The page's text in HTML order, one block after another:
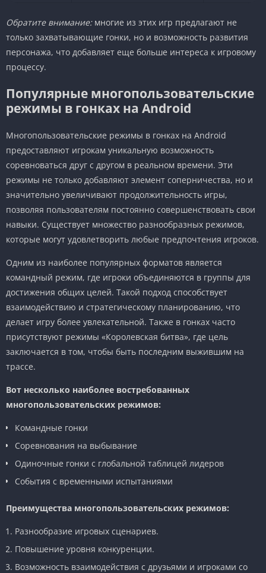
Обратите внимание:многие из этих игр предлагают не
только захватывающие гонки, но и возможность развития
персонажа, что добавляет еще больше интереса к игровому
процессу.
Популярные многопользовательские
режимы в гонках на Android
Многопользовательские режимы в гонках на Android
предоставляют игрокам уникальную возможность
соревноваться друг с другом в реальном времени. Эти
режимы не только добавляют элемент соперничества, но и
значительно увеличивают продолжительность игры,
позволяя пользователям постоянно совершенствовать свои
навыки. Существует множество разнообразных режимов,
которые могут удовлетворить любые предпочтения игроков.
Одним из наиболее популярных форматов является
командный режим, где игроки объединяются в группы для
достижения общих целей. Такой подход способствует
взаимодействию и стратегическому планированию, что
делает игру более увлекательной. Также в гонках часто
присутствуют режимы «Королевская битва», где цель
заключается в том, чтобы быть последним выжившим на
трассе.
Вот несколько наиболее востребованных
многопользовательских режимов:
Командные гонки
Соревнования на выбывание
Одиночные гонки с глобальной таблицей лидеров
События с временными испытаниями
Преимущества многопользовательских режимов:
Разнообразие игровых сценариев.
Повышение уровня конкуренции.
Возможность взаимодействия с друзьями и игроками со